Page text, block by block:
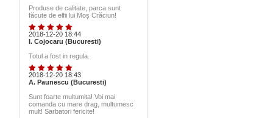
Produse de calitate, parca sunt
făcute de elfii lui Moș Crăciun!
2018-12-20 18:44
I. Cojocaru (Bucuresti)
Totul a fost in regula.
2018-12-20 18:43
A. Paunescu (Bucuresti)
Sunt foarte multumita! Voi mai
comanda cu mare drag, multumesc
mult! Sarbatori fericite!